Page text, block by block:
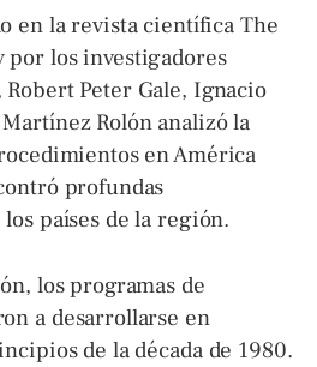
en la revista científica The
por los investigadores
Peter Gale, Ignacio
Rolón analizó la
en América
profundas
países de la región.
los programas de
a desarrollarse en
de la década de 1980.